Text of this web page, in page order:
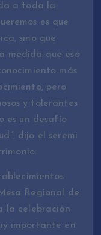
a toda la
es que
sino que
medida que eso
más
pero
y tolerantes
es un desafío
dijo el seremi
Regional de
la celebración
importante en